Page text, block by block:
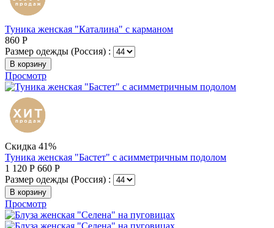
Туника женская "Каталина" с карманом
860 Р
Размер одежды (Россия) :
В корзину
Просмотр
Скидка 41%
Туника женская "Бастет" с асимметричным подолом
1 120 Р 660 Р
Размер одежды (Россия) :
В корзину
Просмотр